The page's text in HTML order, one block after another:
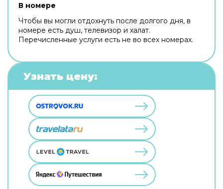
В номере
Чтобы вы могли отдохнуть после долгого дня, в
номере есть душ, телевизор и халат.
Перечисленные услуги есть не во всех номерах.
Узнать цену: